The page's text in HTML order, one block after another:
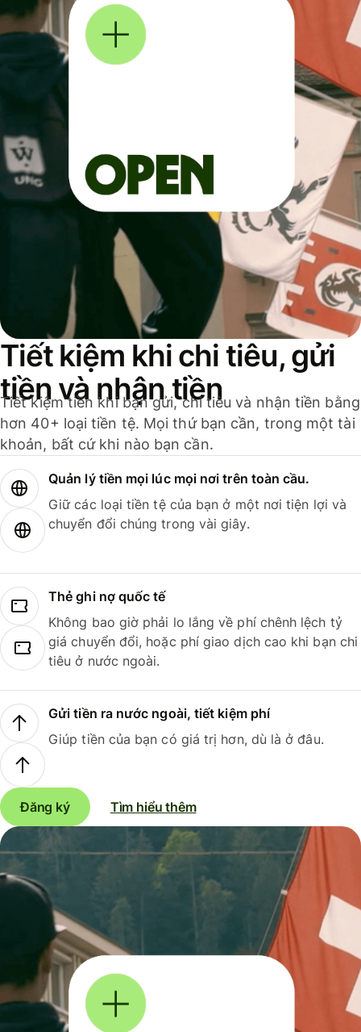
Tiết kiệm khi chi tiêu, gửi
tiền và nhận tiền
Tiết kiệm tiền khi bạn gửi, chi tiêu và nhận tiền bằng
hơn 40+ loại tiền tệ. Mọi thứ bạn cần, trong một tài
khoản, bất cứ khi nào bạn cần.
Quản lý tiền mọi lúc mọi nơi trên toàn cầu.
Giữ các loại tiền tệ của bạn ở một nơi tiện lợi và
chuyển đổi chúng trong vài giây.
Thẻ ghi nợ quốc tế
Không bao giờ phải lo lắng về phí chênh lệch tỷ
giá chuyển đổi, hoặc phí giao dịch cao khi bạn chi
tiêu ở nước ngoài.
Gửi tiền ra nước ngoài, tiết kiệm phí
Giúp tiền của bạn có giá trị hơn, dù là ở đâu.
Đăng ký Tìm hiểu thêm